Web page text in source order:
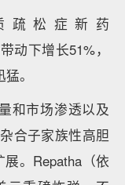
疏松症新药
动下增长51%，
。
和市场渗透以及
合子家族性高胆
。Repatha（依